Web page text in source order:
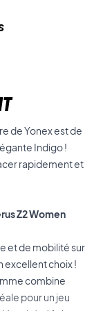
de Yonex est de
Indigo !
rapidement et
Z2 Women
et de mobilité sur
excellent choix !
combine
pour un jeu